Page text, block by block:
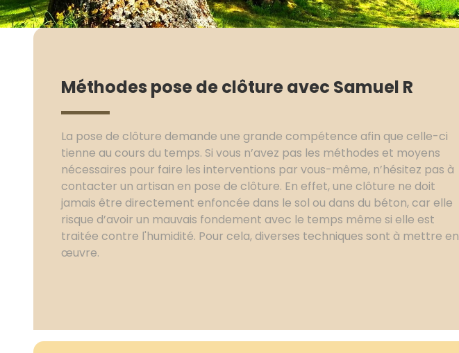
Méthodes pose de clôture avec Samuel R
La pose de clôture demande une grande compétence afin que celle-ci
tienne au cours du temps. Si vous n’avez pas les méthodes et moyens
nécessaires pour faire les interventions par vous-même, n’hésitez pas à
contacter un artisan en pose de clôture. En effet, une clôture ne doit
jamais être directement enfoncée dans le sol ou dans du béton, car elle
risque d’avoir un mauvais fondement avec le temps même si elle est
traitée contre l'humidité. Pour cela, diverses techniques sont à mettre en
œuvre.